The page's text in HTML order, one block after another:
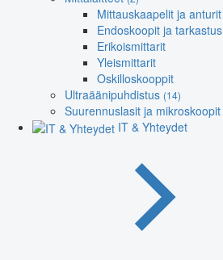
Mittauskaapelit ja anturit
Endoskoopit ja tarkastus
Erikoismittarit
Yleismittarit
Oskilloskooppit
Ultraäänipuhdistus (14)
Suurennuslasit ja mikroskoopit
IT & Yhteydet